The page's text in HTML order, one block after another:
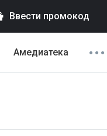
Ввести промокод
Амедиатека